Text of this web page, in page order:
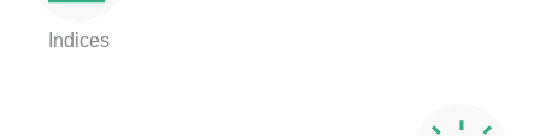
Indices